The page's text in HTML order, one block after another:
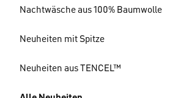
Nachtwäsche aus 100% Baumwolle
Neuheiten mit Spitze
Neuheiten aus TENCEL™